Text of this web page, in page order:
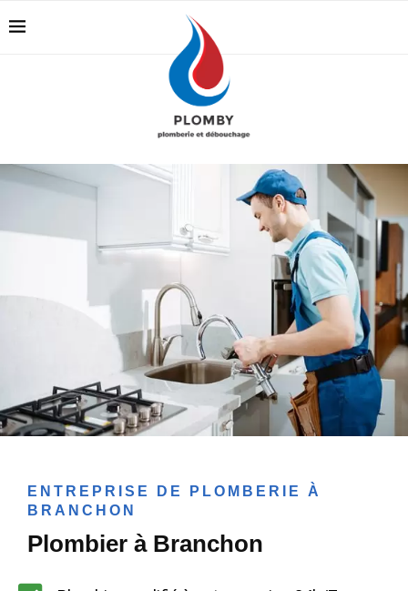
ENTREPRISE DE PLOMBERIE À
BRANCHON
Plombier à Branchon